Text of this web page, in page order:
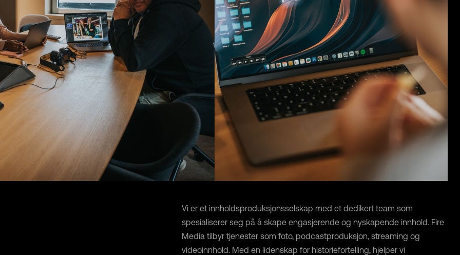
Vi er et innholdsproduksjonsselskap med et dedikert team som
spesialiserer seg på å skape engasjerende og nyskapende innhold. Fire
Media tilbyr tjenester som foto, podcastproduksjon, streaming og
videoinnhold. Med en lidenskap for historiefortelling, hjelper vi